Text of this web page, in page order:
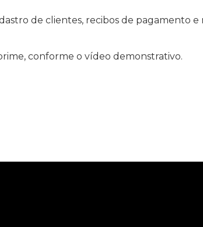
de clientes, recibos de pagamento
conforme o vídeo demonstrativo.